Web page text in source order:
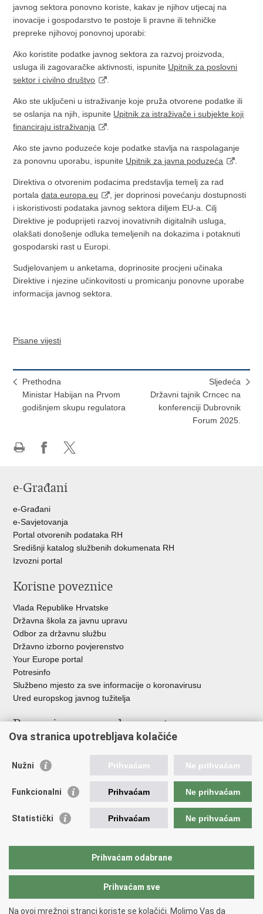
javnog sektora ponovno koriste, kakav je njihov utjecaj na
inovacije i gospodarstvo te postoje li pravne ili tehničke
prepreke njihovoj ponovnoj uporabi:
Ako koristite podatke javnog sektora za razvoj proizvoda,
usluga ili zagovaračke aktivnosti, ispunite Upitnik za poslovni
sektor i civilno društvo
Ako ste uključeni u istraživanje koje pruža otvorene podatke ili
se oslanja na njih, ispunite Upitnik za istraživače i subjekte koji
financiraju istraživanja
Ako ste javno poduzeće koje podatke stavlja na raspolaganje
za ponovnu uporabu, ispunite Upitnik za javna poduzeća
Direktiva o otvorenim podacima predstavlja temelj za rad
portaladata.europa.eu
, jer doprinosi povećanju dostupnosti
i iskoristivosti podataka javnog sektora diljem EU-a. Cilj
Direktive je poduprijeti razvoj inovativnih digitalnih usluga,
olakšati donošenje odluka temeljenih na dokazima i potaknuti
gospodarski rast u Europi.
Sudjelovanjem u anketama, doprinosite procjeni učinaka
Direktive i njezine učinkovitosti u promicanju ponovne uporabe
informacija javnog sektora.
Pisane vijesti
Prethodna
Ministar Habijan na Prvom
godišnjem skupu regulatora
Sljedeća
Državni tajnik Crncec na
konferenciji Dubrovnik
Forum 2025.
FacebookuTwitteru
e-Građani
e-Građani
e-Savjetovanja
Portal otvorenih podataka RH
Središnji katalog službenih dokumenata RH
Izvozni portal
Korisne poveznice
Vlada Republike Hrvatske
Državna škola za javnu upravu
Odbor za državnu službu
Državno izborno povjerenstvo
Your Europe portal
Potresinfo
Službeno mjesto za sve informacije o koronavirusu
Ured europskog javnog tužitelja
Poveznice pravosudnog sustava
Državno odvjetništvo
Ured za suzbijanje korupcije i organiziranog kriminaliteta
Državnoodvjetničko vijeće
Hrvatska odvjetnička komora
Europski pravosudni portal
Copyright © 2026 Ministarstvo pravosuđa, uprave i digitalne
Ova stranica upotrebljava kolačiće
Nužni Prihvaćam Ne prihvaćam
Funkcionalni Prihvaćam Ne prihvaćam
Statistički Prihvaćam Ne prihvaćam
Prihvaćam odabrane
Prihvaćam sve
Na ovoj mrežnoj stranci koriste se kolačići. Molimo Vas da